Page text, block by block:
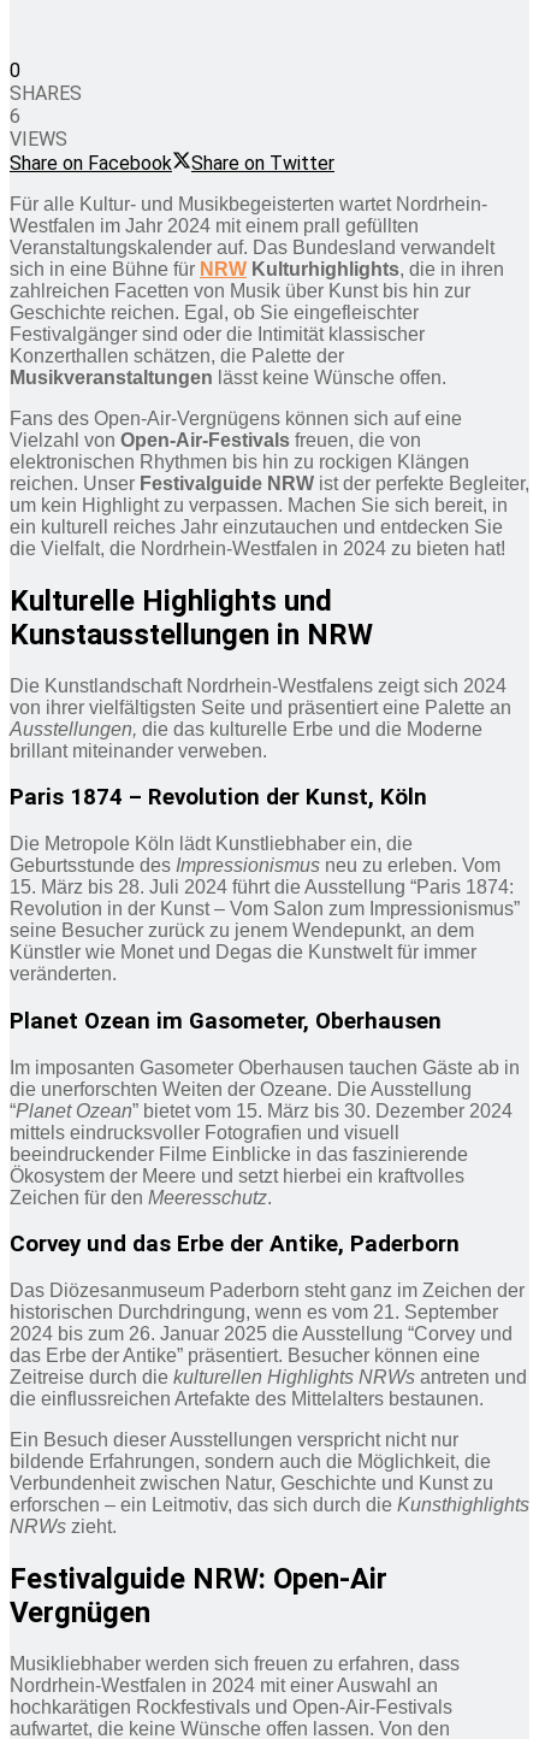
0
SHARES
6
VIEWS
Share on Facebook
Share on Twitter
Für alle Kultur- und Musikbegeisterten wartet Nordrhein-
Westfalen im Jahr 2024 mit einem prall gefüllten
Veranstaltungskalender auf. Das Bundesland verwandelt
sich in eine Bühne für NRW Kulturhighlights, die in ihren
zahlreichen Facetten von Musik über Kunst bis hin zur
Geschichte reichen. Egal, ob Sie eingefleischter
Festivalgänger sind oder die Intimität klassischer
Konzerthallen schätzen, die Palette der
Musikveranstaltungen lässt keine Wünsche offen.
Fans des Open-Air-Vergnügens können sich auf eine
Vielzahl von Open-Air-Festivals freuen, die von
elektronischen Rhythmen bis hin zu rockigen Klängen
reichen. Unser Festivalguide NRW ist der perfekte Begleiter,
um kein Highlight zu verpassen. Machen Sie sich bereit, in
ein kulturell reiches Jahr einzutauchen und entdecken Sie
die Vielfalt, die Nordrhein-Westfalen in 2024 zu bieten hat!
Kulturelle Highlights und
Kunstausstellungen in NRW
Die Kunstlandschaft Nordrhein-Westfalens zeigt sich 2024
von ihrer vielfältigsten Seite und präsentiert eine Palette an
Ausstellungen, die das kulturelle Erbe und die Moderne
brillant miteinander verweben.
Paris 1874 – Revolution der Kunst, Köln
Die Metropole Köln lädt Kunstliebhaber ein, die
Geburtsstunde des Impressionismus neu zu erleben. Vom
15. März bis 28. Juli 2024 führt die Ausstellung “Paris 1874:
Revolution in der Kunst – Vom Salon zum Impressionismus”
seine Besucher zurück zu jenem Wendepunkt, an dem
Künstler wie Monet und Degas die Kunstwelt für immer
veränderten.
Planet Ozean im Gasometer, Oberhausen
Im imposanten Gasometer Oberhausen tauchen Gäste ab in
die unerforschten Weiten der Ozeane. Die Ausstellung
“Planet Ozean” bietet vom 15. März bis 30. Dezember 2024
mittels eindrucksvoller Fotografien und visuell
beeindruckender Filme Einblicke in das faszinierende
Ökosystem der Meere und setzt hierbei ein kraftvolles
Zeichen für den Meeresschutz.
Corvey und das Erbe der Antike, Paderborn
Das Diözesanmuseum Paderborn steht ganz im Zeichen der
historischen Durchdringung, wenn es vom 21. September
2024 bis zum 26. Januar 2025 die Ausstellung “Corvey und
das Erbe der Antike” präsentiert. Besucher können eine
Zeitreise durch die kulturellen Highlights NRWs antreten und
die einflussreichen Artefakte des Mittelalters bestaunen.
Ein Besuch dieser Ausstellungen verspricht nicht nur
bildende Erfahrungen, sondern auch die Möglichkeit, die
Verbundenheit zwischen Natur, Geschichte und Kunst zu
erforschen – ein Leitmotiv, das sich durch die Kunsthighlights
NRWs zieht.
Festivalguide NRW: Open-Air
Vergnügen
Musikliebhaber werden sich freuen zu erfahren, dass
Nordrhein-Westfalen in 2024 mit einer Auswahl an
hochkarätigen Rockfestivals und Open-Air-Festivals
aufwartet, die keine Wünsche offen lassen. Von den